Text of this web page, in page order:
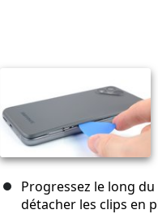
Progressez le long
détacher les clips en